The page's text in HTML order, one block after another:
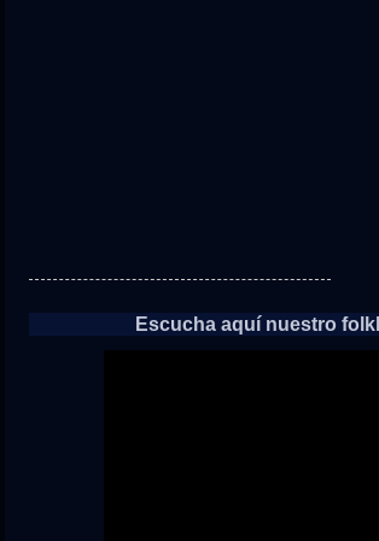
Escucha aquí nuestro